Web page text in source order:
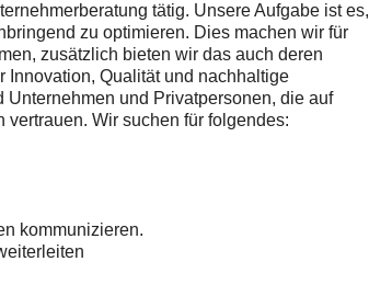
tätig. Unsere Aufgabe ist es,
zu optimieren. Dies machen wir für
zusätzlich bieten wir das auch deren
Innovation, Qualität und nachhaltige
und Privatpersonen, die auf
Wir suchen für folgendes:
kommunizieren.